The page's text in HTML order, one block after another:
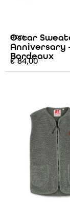
AO76
Oscar
Anniversary
Bordeaux
€84,00